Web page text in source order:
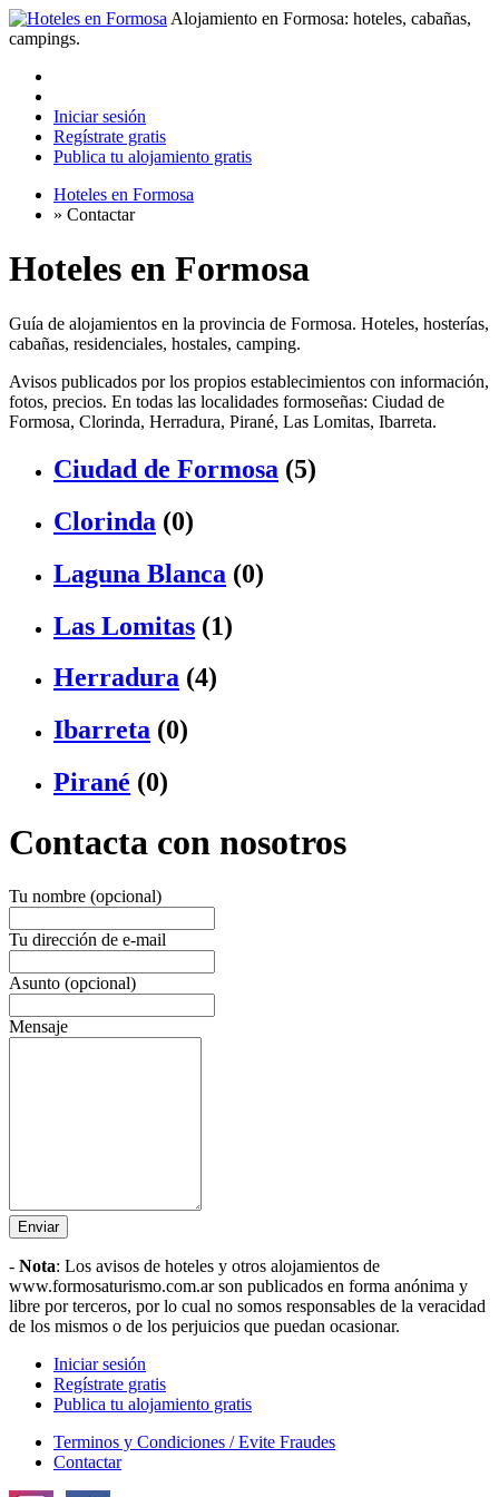
Alojamiento en Formosa: hoteles, cabañas,
campings.
Iniciar sesión
Regístrate gratis
Publica tu alojamiento gratis
Hoteles en Formosa
» Contactar
Hoteles en Formosa
Guía de alojamientos en la provincia de Formosa. Hoteles, hosterías,
cabañas, residenciales, hostales, camping.
Avisos publicados por los propios establecimientos con información,
fotos, precios. En todas las localidades formoseñas: Ciudad de
Formosa, Clorinda, Herradura, Pirané, Las Lomitas, Ibarreta.
Ciudad de Formosa (5)
Clorinda (0)
Laguna Blanca (0)
Las Lomitas (1)
Herradura (4)
Ibarreta (0)
Pirané (0)
Contacta con nosotros
Tu nombre (opcional)
Tu dirección de e-mail
Asunto (opcional)
Mensaje
Enviar
- Nota: Los avisos de hoteles y otros alojamientos de
www.formosaturismo.com.ar son publicados en forma anónima y
libre por terceros, por lo cual no somos responsables de la veracidad
de los mismos o de los perjuicios que puedan ocasionar.
Iniciar sesión
Regístrate gratis
Publica tu alojamiento gratis
Terminos y Condiciones / Evite Fraudes
Contactar